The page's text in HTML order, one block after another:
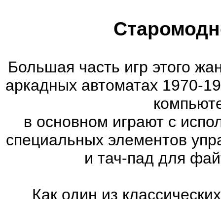
Большая часть игр этого
аркадных автоматах 1970-
в основном играют с
специальных элементов
и тач-пад для
Как один из